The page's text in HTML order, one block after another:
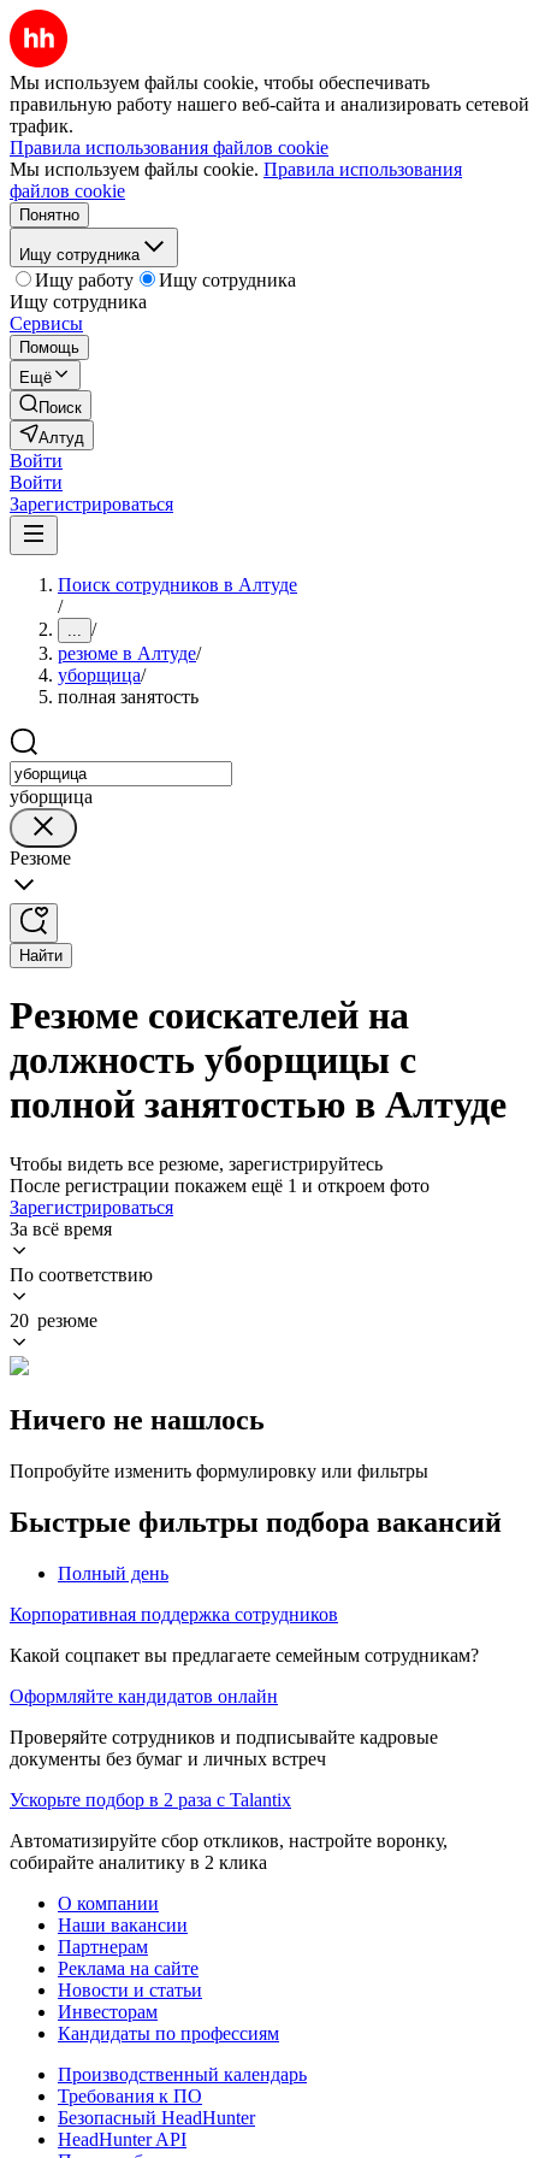
Мы используем файлы cookie, чтобы обеспечивать
правильную работу нашего веб-сайта и анализировать сетевой
трафик.
Правила использования файлов cookie
Мы используем файлы cookie. Правила использования
файлов cookie
Понятно
Ищу сотрудника
Ищу работу
Ищу сотрудника
Ищу сотрудника
Сервисы
Помощь
Ещё
Поиск
Алтуд
Войти
Войти
Зарегистрироваться
Поиск сотрудников в Алтуде
/
... /
резюме в Алтуде/
уборщица/
полная занятость
уборщица
Резюме
Найти
Резюме соискателей на
должность уборщицы с
полной занятостью в Алтуде
Чтобы видеть все резюме, зарегистрируйтесь
После регистрации покажем ещё 1 и откроем фото
Зарегистрироваться
За всё время
По соответствию
20 резюме
Ничего не нашлось
Попробуйте изменить формулировку или фильтры
Быстрые фильтры подбора вакансий
Полный день
Корпоративная поддержка сотрудников
Какой соцпакет вы предлагаете семейным сотрудникам?
Оформляйте кандидатов онлайн
Проверяйте сотрудников и подписывайте кадровые
документы без бумаг и личных встреч
Ускорьте подбор в 2 раза с Talantix
Автоматизируйте сбор откликов, настройте воронку,
собирайте аналитику в 2 клика
О компании
Наши вакансии
Партнерам
Реклама на сайте
Новости и статьи
Инвесторам
Кандидаты по профессиям
Производственный календарь
Требования к ПО
Безопасный HeadHunter
HeadHunter API